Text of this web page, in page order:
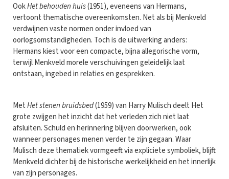
OokHet behouden huis(1951), eveneens van Hermans,
vertoont thematische overeenkomsten. Net als bij Menkveld
verdwijnen vaste normen onder invloed van
oorlogsomstandigheden. Toch is de uitwerking anders:
Hermans kiest voor een compacte, bijna allegorische vorm,
terwijl Menkveld morele verschuivingen geleidelijk laat
ontstaan, ingebed in relaties en gesprekken.
MetHet stenen bruidsbed(1959) van Harry Mulisch deelt Het
grote zwijgen het inzicht dat het verleden zich niet laat
afsluiten. Schuld en herinnering blijven doorwerken, ook
wanneer personages menen verder te zijn gegaan. Waar
Mulisch deze thematiek vormgeeft via expliciete symboliek, blijft
Menkveld dichter bij de historische werkelijkheid en het innerlijk
van zijn personages.